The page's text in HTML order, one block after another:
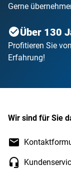
Gerne
Über 130
Profitieren Sie
Erfahrung!
Wir sind für Sie